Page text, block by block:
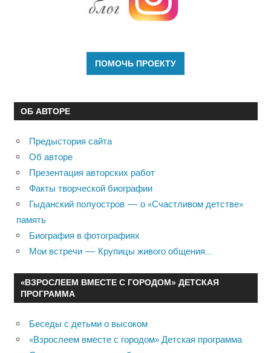
ОБ АВТОРЕ
Предыстория сайта
Об авторе
Презентация авторских работ
Факты творческой биографии
Гыданский полуостров — о «Счастливом детстве»
память
Биография в фотографиях
Мои встречи — Крупицы живого общения…
«ВЗРОСЛЕЕМ ВМЕСТЕ С ГОРОДОМ» ДЕТСКАЯ
ПРОГРАММА
Беседы с детьми о высоком
«Взрослеем вместе с городом» Детская программа